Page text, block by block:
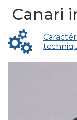
Canari